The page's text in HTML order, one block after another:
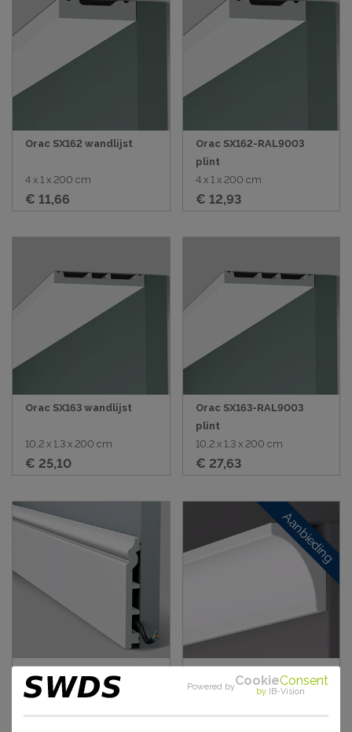
Orac SX162 wandlijst
4 x 1 x 200 cm
€ 11,66
Orac SX162-RAL9003
plint
4 x 1 x 200 cm
€ 12,93
Orac SX163 wandlijst
10,2 x 1,3 x 200 cm
€ 25,10
Orac SX163-RAL9003
plint
10,2 x 1,3 x 200 cm
€ 27,63
Aanbieding
Powered byCookieConsent
by IB-Vision